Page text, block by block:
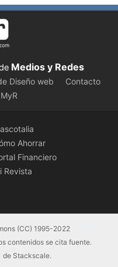
Medios y Redes
Diseño web
Contacto
Ahorrar
Financiero
Revista
(CC) 1995-2022
contenidos se cita fuente.
de Stackscale.